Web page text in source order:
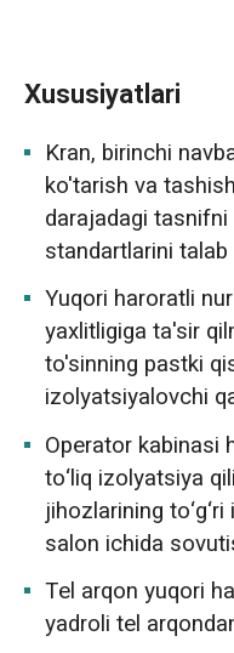
Xususiyatlari
Kran, birinchi
ko'tarish va
darajadagi
standartlarini talab
Yuqori haroratli
yaxlitligiga ta'sir
to'sinning pastki
izolyatsiyalovchi
Operator kabinasi
to‘liq izolyatsiya
jihozlarining
salon ichida
Tel arqon yuqori
yadroli tel